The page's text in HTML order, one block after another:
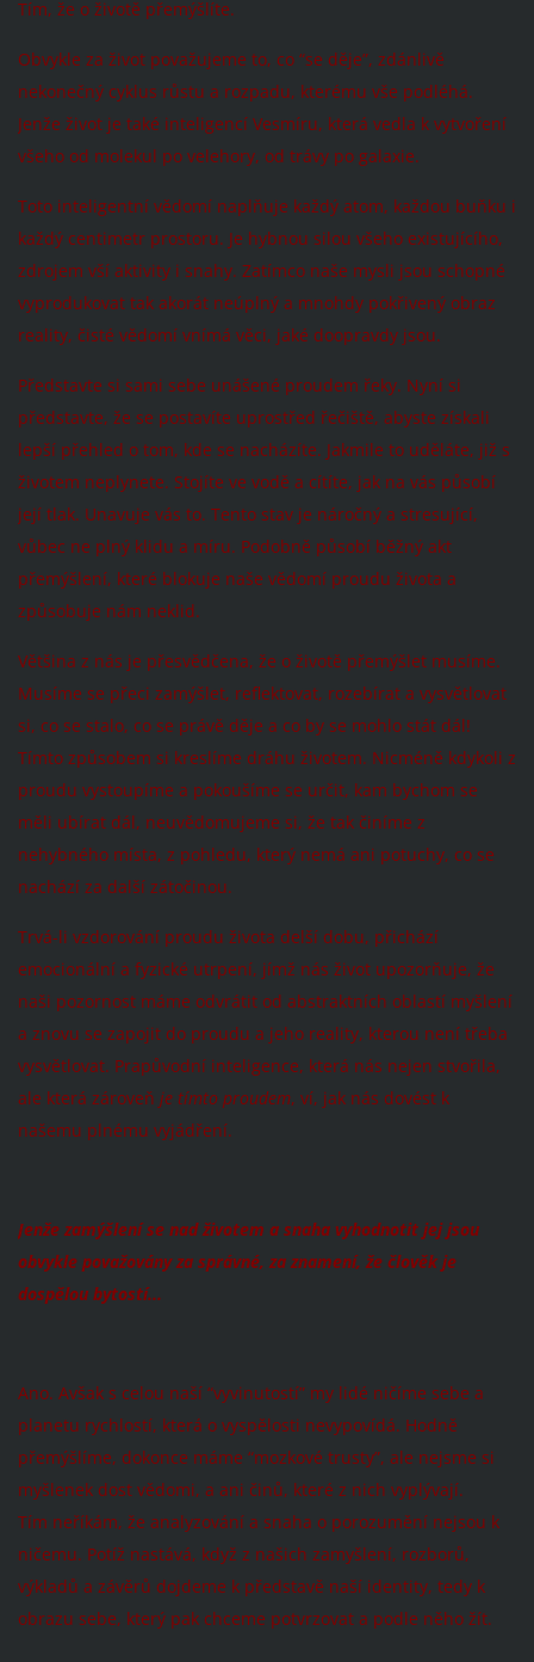
Tím, že o životě přemýšlíte.
Obvykle za život považujeme to, co “se děje”, zdánlivě
nekonečný cyklus růstu a rozpadu, kterému vše podléhá.
Jenže život je také inteligencí Vesmíru, která vedla k vytvoření
všeho od molekul po velehory, od trávy po galaxie.
Toto inteligentní vědomí naplňuje každý atom, každou buňku i
každý centimetr prostoru. Je hybnou silou všeho existujícího,
zdrojem vší aktivity i snahy. Zatímco naše mysli jsou schopné
vyprodukovat tak akorát neúplný a mnohdy pokřivený obraz
reality, čisté vědomí vnímá věci, jaké doopravdy jsou.
Představte si sami sebe unášené proudem řeky. Nyní si
představte, že se postavíte uprostřed řečiště, abyste získali
lepší přehled o tom, kde se nacházíte. Jakmile to uděláte, již s
životem neplynete. Stojíte ve vodě a cítíte, jak na vás působí
její tlak. Unavuje vás to. Tento stav je náročný a stresující,
vůbec ne plný klidu a míru. Podobně působí běžný akt
přemýšlení, které blokuje naše vědomí proudu života a
způsobuje nám neklid.
Většina z nás je přesvědčena, že o životě přemýšlet musíme.
Musíme se přeci zamýšlet, reflektovat, rozebírat a vysvětlovat
si, co se stalo, co se právě děje a co by se mohlo stát dál!
Tímto způsobem si kreslíme dráhu životem. Nicméně kdykoli z
proudu vystoupíme a pokoušíme se určit, kam bychom se
měli ubírat dál, neuvědomujeme si, že tak činíme z
nehybného místa, z pohledu, který nemá ani potuchy, co se
nachází za další zátočinou.
Trvá-li vzdorování proudu života delší dobu, přichází
emocionální a fyzické utrpení, jímž nás život upozorňuje, že
naši pozornost máme odvrátit od abstraktních oblastí myšlení
a znovu se zapojit do proudu a jeho reality, kterou není třeba
vysvětlovat. Prapůvodní inteligence, která nás nejen stvořila,
ale která zároveň je tímto proudem, ví, jak nás dovést k
našemu plnému vyjádření.
Jenže zamýšlení se nad životem a snaha vyhodnotit jej jsou
obvykle považovány za správné, za znamení, že člověk je
dospělou bytostí...
Ano. Avšak s celou naší “vyvinutostí” my lidé ničíme sebe a
planetu rychlostí, která o vyspělosti nevypovídá. Hodně
přemýšlíme, dokonce máme “mozkové trusty”, ale nejsme si
myšlenek dost vědomi, a ani činů, které z nich vyplývají.
Tím neříkám, že analyzování a snaha o porozumění nejsou k
ničemu. Potíž nastává, když z našich zamyšlení, rozborů,
výkladů a závěrů dojdeme k představě naší identity, tedy k
obrazu sebe, který pak chceme potvrzovat a podle něho žít.